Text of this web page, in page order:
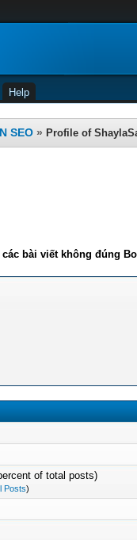
Help
SEO » Profile of
bài viết không đúng
of total posts)
Posts)